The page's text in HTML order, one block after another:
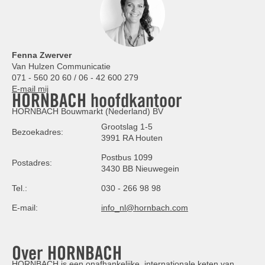
Fenna Zwerver
Van Hulzen Communicatie
071 - 560 20 60 / 06 - 42 600 279
E-mail mij
HORNBACH hoofdkantoor
HORNBACH Bouwmarkt (Nederland) BV
Bezoekadres:
Grootslag 1-5
3991 RA Houten
Postadres:
Postbus 1099
3430 BB Nieuwegein
Tel.: 030 - 266 98 98
E-mail: info_nl@hornbach.com
Over HORNBACH